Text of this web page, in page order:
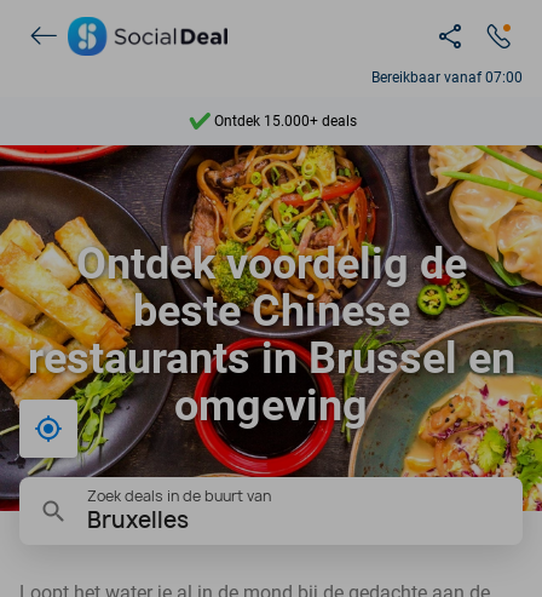
Bereikbaar vanaf 07:00
Ontdek 15.000+ deals
7 dagen per week beschikbaar
10+ miljoen leden
9,4
Ontdek 15.000+ deals
Ontdek voordelig de
beste Chinese
restaurants in Brussel en
omgeving
Bij mij in de buurt
Zoek deals in de buurt van
Bruxelles